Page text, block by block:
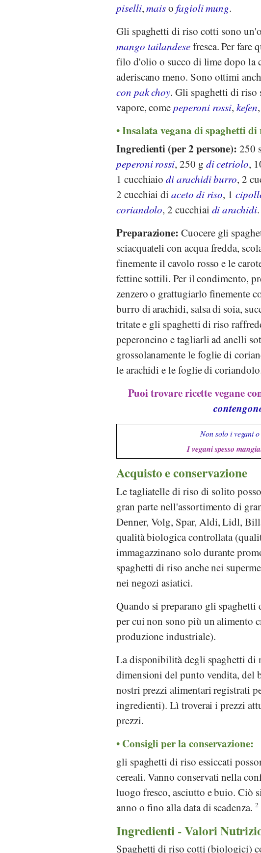
piselli,maiso fagioli mung.
Gli spaghetti di riso cotti sono
mango tailandesefresca. Per fare
filo d'olio o succo di lime dopo la
aderiscano meno. Sono ottimi
con pak choy. Gli spaghetti di riso
vapore, comepeperoni rossi,kefen,
Insalata vegana di spaghetti
Ingredienti (per 2 persone): 250
peperoni rossi, 250 g di cetriolo,
1 cucchiaiodi arachidi burro, 2
2 cucchiai diaceto di riso, 1
coriandolo, 2 cucchiai di arachidi.
Preparazione: Cuocere gli
sciacquateli con acqua fredda,
finemente il cavolo rosso e le
fettine sottili. Per il condimento,
zenzero o grattugiarlo finemente
burro di arachidi, salsa di soia,
tritate e gli spaghetti di riso
peperoncino e tagliarli ad anelli
grossolanamente le foglie di
le arachidi e le foglie di
Puoi trovare ricette vegane
Non solo i vegani
I vegani spesso
Acquisto e conservazione
Le tagliatelle di riso di solito
gran parte nell'assortimento di
Denner, Volg, Spar, Aldi,Lidl,
qualità biologica controllata
immagazzinano solo durante
spaghetti di riso anche nei
nei negozi asiatici.
Quando si preparano gli
per cui non sono più un alimento
produzione industriale).
La disponibilità degli spaghetti di
dimensioni del punto vendita, del
nostri prezzi alimentari registrati
ingredienti). Lì troverai i prezzi
prezzi.
Consigli per la conservazione:
gli spaghetti di riso essiccati
cereali. Vanno conservati nella
luogo fresco, asciutto e buio. Ciò
anno o fino alla data di scadenza. 2
Ingredienti - Valori
Spaghetti di riso cotti (biologici)